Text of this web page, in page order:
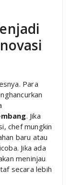
Para
. Jika
chef mungkin
baru atau
Jika ada
meninjau
secara lebih